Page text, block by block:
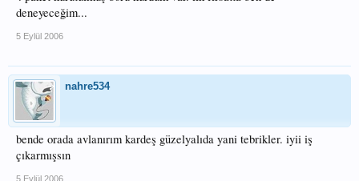
deneyeceğim...
5 Eylül 2006
nahre534
bende orada avlanırım kardeş güzelyalıda yani tebrikler. iyii iş
çıkarmışsın
5 Eylül 2006